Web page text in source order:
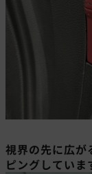
視界の先に広が
ピングしていま